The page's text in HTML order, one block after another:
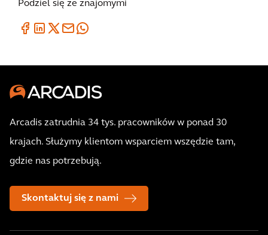
Podziel się ze znajomymi
Arcadis zatrudnia 34 tys. pracowników w ponad 30
krajach. Służymy klientom wsparciem wszędzie tam,
gdzie nas potrzebują.
Skontaktuj się z nami